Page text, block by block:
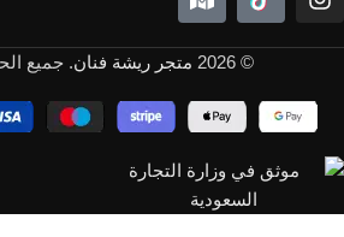
© 2026 متجر ريشة فنان. جميع